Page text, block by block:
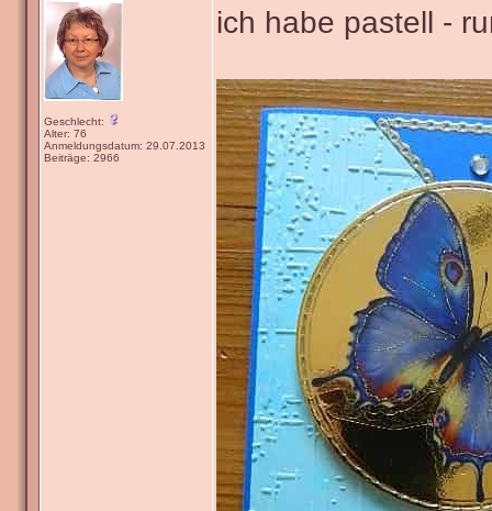
Geschlecht:
Alter: 76
Anmeldungsdatum: 29.07.2013
Beiträge: 2966
ich habe pastell -